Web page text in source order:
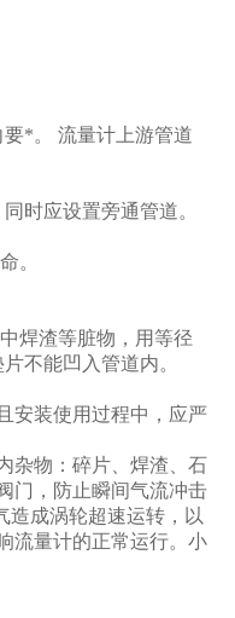
*。 流量计上游管道
时应设置旁通管道。
。
焊渣等脏物，用等径
不能凹入管道内。
安装使用过程中，应严
杂物：碎片、焊渣、石
门，防止瞬间气流冲击
造成涡轮超速运转，以
流量计的正常运行。小